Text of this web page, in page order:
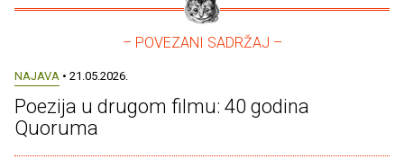
– POVEZANI SADRŽAJ –
NAJAVA • 21.05.2026.
Poezija u drugom filmu: 40 godina
Quoruma